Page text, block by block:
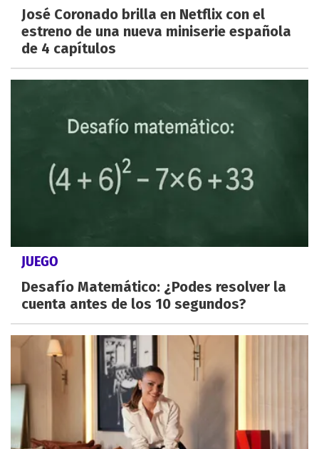
José Coronado brilla en Netflix con el
estreno de una nueva miniserie española
de 4 capítulos
JUEGO
Desafío Matemático: ¿Podes resolver la
cuenta antes de los 10 segundos?